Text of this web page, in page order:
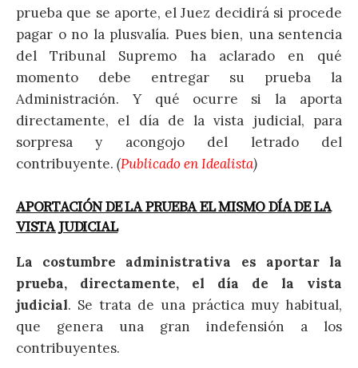
prueba que se aporte, el Juez decidirá si procede
pagar o no la plusvalía. Pues bien, una sentencia
del Tribunal Supremo ha aclarado en qué
momento debe entregar su prueba la
Administración. Y qué ocurre si la aporta
directamente, el día de la vista judicial, para
sorpresa y acongojo del letrado del
contribuyente. (Publicado en Idealista)
APORTACIÓN DE LA PRUEBA EL MISMO DÍA DE LA
VISTA JUDICIAL
La costumbre administrativa es aportar la
prueba, directamente, el día de la vista
judicial. Se trata de una práctica muy habitual,
que genera una gran indefensión a los
contribuyentes.